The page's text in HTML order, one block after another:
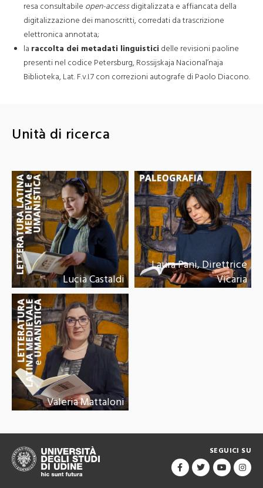
resa consultabile open-accessdigitalizzata e affiancata della
digitalizzazione dei manoscritti, corredati da trascrizione
elettronica annotata;
la raccolta dei metadati linguisticidelle revisioni paoline
presenti nel codice Petersburg, Rossijskaja Nacional’naja
Biblioteka, Lat. F.v.I.7 con correzioni autografe di Paolo Diacono.
Unità di ricerca
Lucia Castaldi
Laura Pani, Direttrice
Vicaria
Valeria Mattaloni
SEGUICI SU